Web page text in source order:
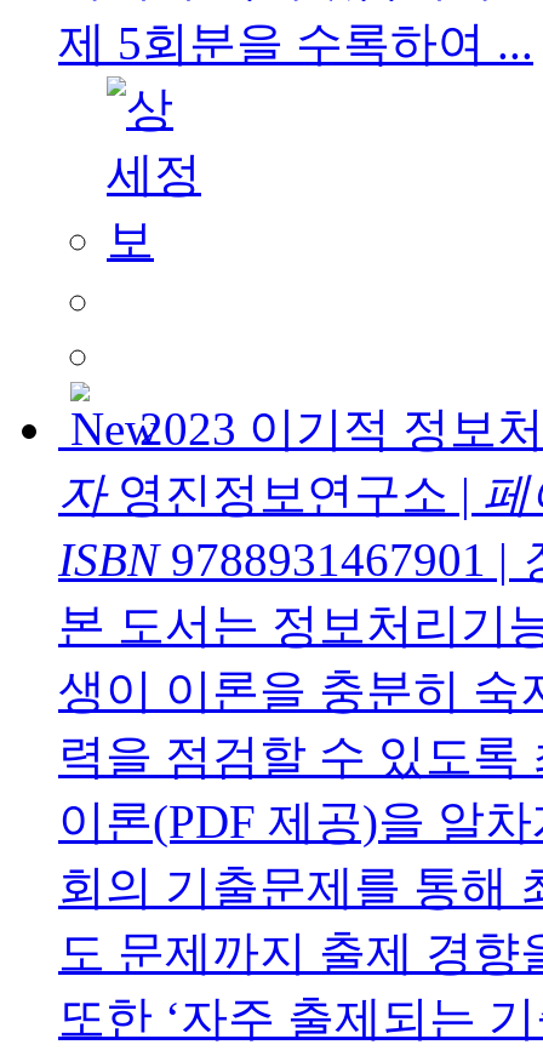
제 5회분을 수록하여 ...
2023 이기적 정보
자영진정보연구소 | 페
ISBN9788931467901 |
본 도서는 정보처리기
생이 이론을 충분히 숙
력을 점검할 수 있도록
이론(PDF 제공)을 알
회의 기출문제를 통해
도 문제까지 출제 경향
또한 ‘자주 출제되는